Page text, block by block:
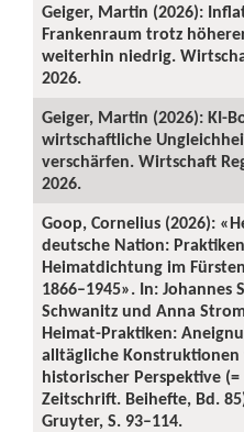
Geiger, Martin (2026):
Frankenraum trotz
weiterhin niedrig.
2026.
Geiger, Martin (2026): KI-
wirtschaftliche
verschärfen. Wirtschaft
2026.
Goop, Cornelius (2026):
deutsche Nation:
Heimatdichtung im
1866–1945». In: Johannes
Schwanitz und Anna
Heimat-Praktiken:
alltägliche
historischer Perspektive
Zeitschrift. Beihefte, Bd.
Gruyter, S. 93–114.